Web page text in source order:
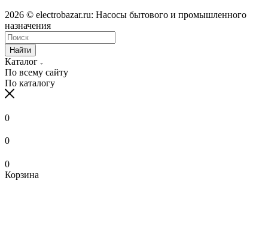
2026 © electrobazar.ru: Насосы бытового и промышленного
назначения
Найти
Каталог
По всему сайту
По каталогу
0
0
0
Корзина